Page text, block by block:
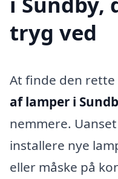
tryg ved
At finde den
af lamper i
nemmere.
installere nye
eller måske på